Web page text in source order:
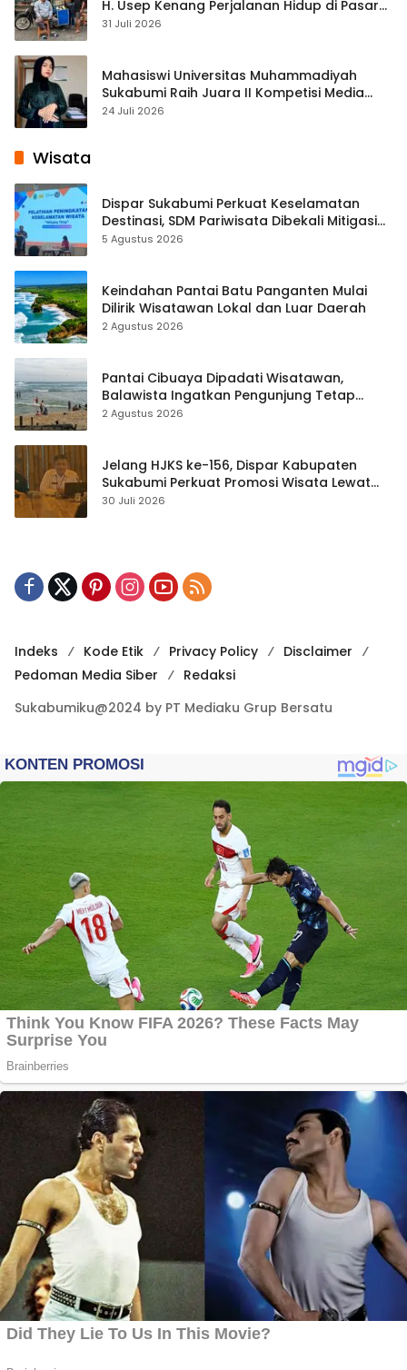
H. Usep Kenang Perjalanan Hidup di Pasar
Cisaat
31 Juli 2026
Mahasiswi Universitas Muhammadiyah
Sukabumi Raih Juara II Kompetisi Media
Pembelajaran Digital Tingkat Internasional
24 Juli 2026
Wisata
Dispar Sukabumi Perkuat Keselamatan
Destinasi, SDM Pariwisata Dibekali Mitigasi
hingga Teknik Evakuasi
5 Agustus 2026
Keindahan Pantai Batu Panganten Mulai
Dilirik Wisatawan Lokal dan Luar Daerah
2 Agustus 2026
Pantai Cibuaya Dipadati Wisatawan,
Balawista Ingatkan Pengunjung Tetap
Waspada
2 Agustus 2026
Jelang HJKS ke-156, Dispar Kabupaten
Sukabumi Perkuat Promosi Wisata Lewat
Publikasi Digital
30 Juli 2026
Indeks Kode Etik Privacy Policy
Disclaimer
Pedoman Media Siber
Redaksi
Sukabumiku@2024 by PT Mediaku Grup Bersatu